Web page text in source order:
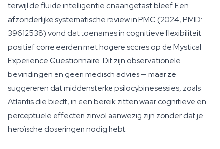
terwijl de fluïde intelligentie onaangetast bleef. Een
afzonderlijke systematische review in PMC (2024, PMID:
39612538) vond dat toenames in cognitieve flexibiliteit
positief correleerden met hogere scores op de Mystical
Experience Questionnaire. Dit zijn observationele
bevindingen en geen medisch advies — maar ze
suggereren dat middensterke psilocybinesessies, zoals
Atlantis die biedt, in een bereik zitten waar cognitieve en
perceptuele effecten zinvol aanwezig zijn zonder dat je
heroïsche doseringen nodig hebt.